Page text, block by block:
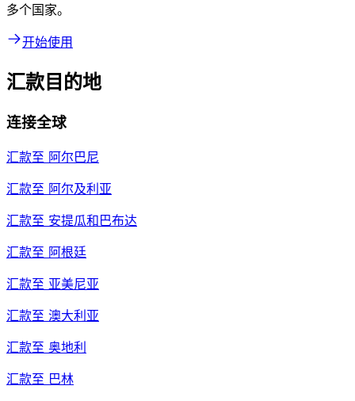
多个国家。
开始使用
汇款目的地
连接全球
汇款至 阿尔巴尼
汇款至 阿尔及利亚
汇款至 安提瓜和巴布达
汇款至 阿根廷
汇款至 亚美尼亚
汇款至 澳大利亚
汇款至 奥地利
汇款至 巴林